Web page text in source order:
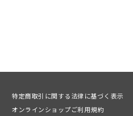
特定商取引に関する法律に基づく表示
オンラインショップご利用規約